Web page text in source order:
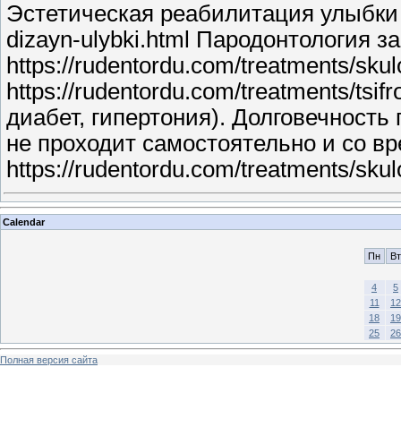
Эстетическая реабилитация
dizayn-ulybki.html Пародонтология
https://rudentordu.com/treatments/
https://rudentordu.com/treatments/
диабет, гипертония).
не проходит самостоятельно и со
https://rudentordu.com/treatments/
Calendar
Пн Вт
4
5
11
12
18
19
25
26
Полная версия сайта